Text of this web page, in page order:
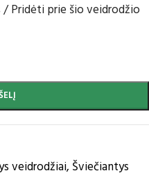
Pridėti prie šio veidrodžio
veidrodžiai, Šviečiantys